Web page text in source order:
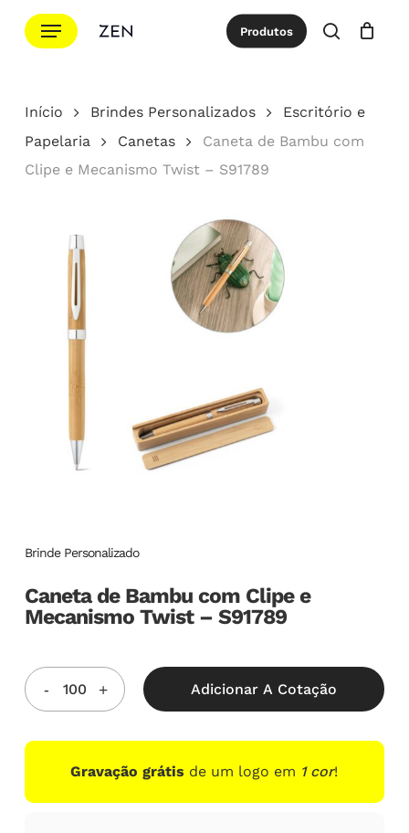
para
principal
Menu Produtos
procurar
Cotação Close
Início Brindes Personalizados
Escritório e
Papelaria
Canetas
Caneta de Bambu com
Clipe e Mecanismo Twist – S91789
Brinde Personalizado
Caneta de Bambu com Clipe e
Mecanismo Twist – S91789
Adicionar A Cotação
Gravação grátis de um logo em 1 cor!